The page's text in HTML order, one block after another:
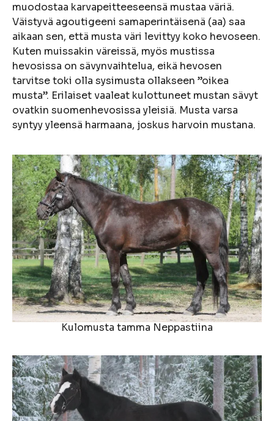
muodostaa karvapeitteeseensä mustaa väriä.
Väistyvä agoutigeeni samaperintäisenä (aa) saa
aikaan sen, että musta väri levittyy koko hevoseen.
Kuten muissakin väreissä, myös mustissa
hevosissa on sävynvaihtelua, eikä hevosen
tarvitse toki olla sysimusta ollakseen ”oikea
musta”. Erilaiset vaaleat kulottuneet mustan sävyt
ovatkin suomenhevosissa yleisiä. Musta varsa
syntyy yleensä harmaana, joskus harvoin mustana.
Kulomusta tamma Neppastiina